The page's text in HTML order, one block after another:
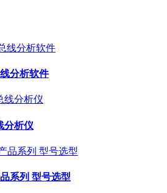
分析软件
分析仪
系列 型号选型